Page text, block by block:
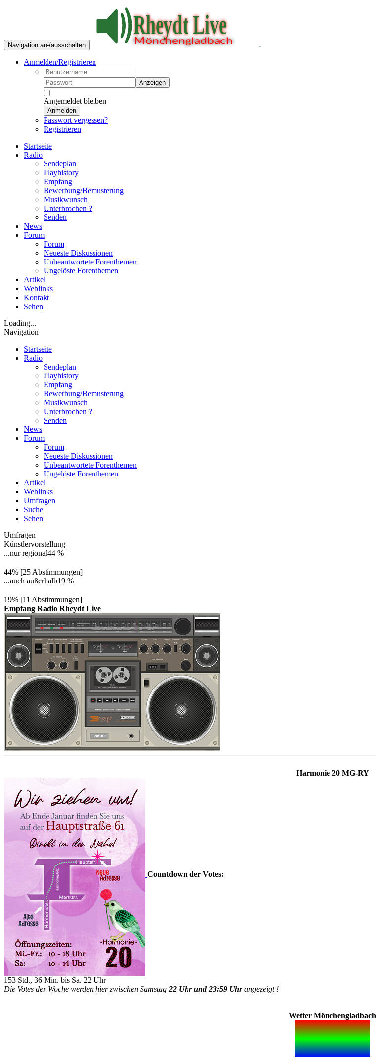
Navigation an-/ausschalten
Anmelden/Registrieren
Anzeigen
Angemeldet bleiben
Anmelden
Passwort vergessen?
Registrieren
Startseite
Radio
Sendeplan
Playhistory
Empfang
Bewerbung/Bemusterung
Musikwunsch
Unterbrochen ?
Senden
News
Forum
Forum
Neueste Diskussionen
Unbeantwortete Forenthemen
Ungelöste Forenthemen
Artikel
Weblinks
Kontakt
Sehen
Loading...
Navigation
Startseite
Radio
Sendeplan
Playhistory
Empfang
Bewerbung/Bemusterung
Musikwunsch
Unterbrochen ?
Senden
News
Forum
Forum
Neueste Diskussionen
Unbeantwortete Forenthemen
Ungelöste Forenthemen
Artikel
Weblinks
Umfragen
Suche
Sehen
Umfragen
Künstlervorstellung
...nur regional44 %
44% [25 Abstimmungen]
...auch außerhalb19 %
19% [11 Abstimmungen]
Empfang Radio Rheydt Live
Harmonie 20 MG-RY
Countdown der Votes:
153 Std., 36 Min. bis Sa. 22 Uhr
Die Votes der Woche werden hier zwischen Samstag 22 Uhr und 23:59 Uhrangezeigt !
Wetter Mönchengladbach